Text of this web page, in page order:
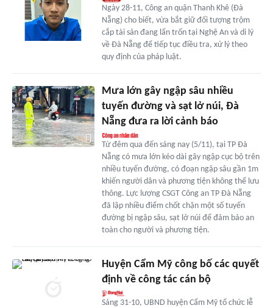
Ngày 28-11, Công an quận Thanh Khê (Đà
Nẵng) cho biết, vừa bắt giữ đối tượng trộm
cắp tài sản đang lẩn trốn tại Nghệ An và di lý
về Đà Nẵng để tiếp tục điều tra, xử lý theo
quy định của pháp luật.
Mưa lớn gây ngập sâu nhiều
tuyến đường và sạt lở núi, Đà
Nẵng đưa ra lời cảnh báo
Từ đêm qua đến sáng nay (5/11), tại TP Đà
Nẵng có mưa lớn kéo dài gây ngập cục bộ trên
nhiều tuyến đường, có đoạn ngập sâu gần 1m
khiến người dân và phương tiện không thể lưu
thông. Lực lượng CSGT Công an TP Đà Nẵng
đã lập nhiều điểm chốt chặn một số tuyến
đường bị ngập sâu, sạt lở núi để đảm bảo an
toàn cho người và phương tiện.
Huyện Cẩm Mỹ công bố các quyết
định về công tác cán bộ
Sáng 31-10, UBND huyện Cẩm Mỹ tổ chức lễ